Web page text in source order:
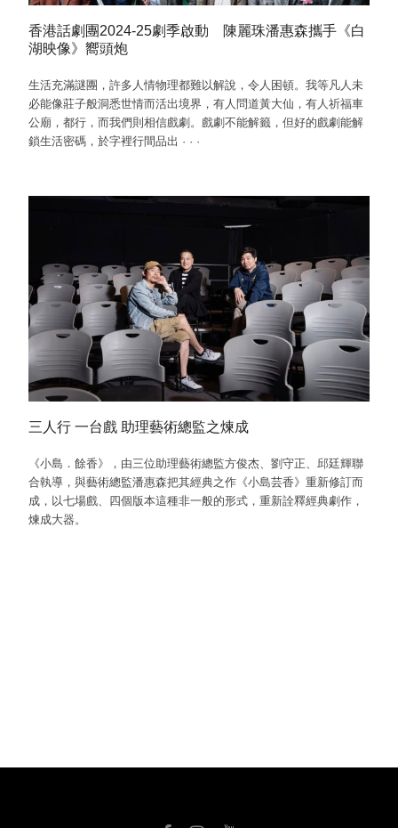
香港話劇團2024-25劇季啟動 陳麗珠潘惠森攜手《白
湖映像》嚮頭炮
生活充滿謎團，許多人情物理都難以解說，令人困頓。我等凡人未
必能像莊子般洞悉世情而活出境界，有人問道黃大仙，有人祈福車
公廟，都行，而我們則相信戲劇。戲劇不能解籤，但好的戲劇能解
鎖生活密碼，於字裡行間品出 · · ·
三人行 一台戲 助理藝術總監之煉成
《小島．餘香》，由三位助理藝術總監方俊杰、劉守正、邱廷輝聯
合執導，與藝術總監潘惠森把其經典之作《小島芸香》重新修訂而
成，以七場戲、四個版本這種非一般的形式，重新詮釋經典劇作，
煉成大器。